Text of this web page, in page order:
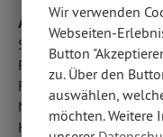
Airbags
Seitenairbag vorn
Fahrer- /Beifahrerairbag
Fondairbags:
Mittelairbag
Kopfairbag vorn
Wir verwenden
Webseiten-
Button
zu. Über den
auswählen,
möchten. Weitere